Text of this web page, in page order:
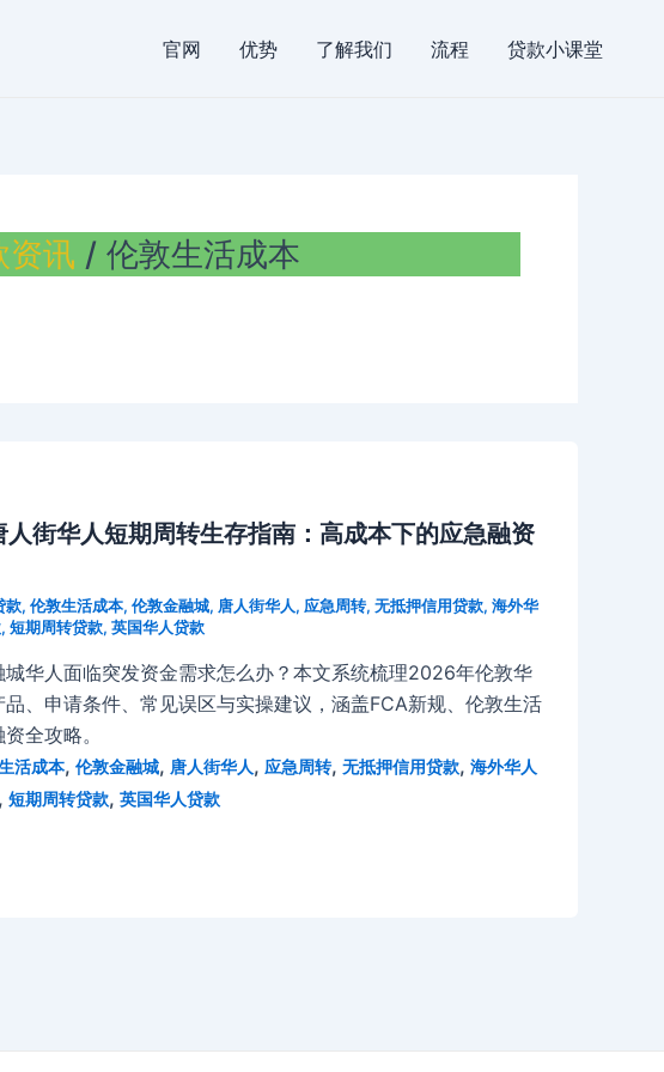
官网 优势 了解我们 流程 贷款小课堂
资讯 伦敦生活成本
街华人短期周转生存指南：高成本下的应急融资
款, 伦敦生活成本, 伦敦金融城, 唐人街华人, 应急周转, 无抵押信用贷款, 海外华
, 短期周转贷款, 英国华人贷款
华人面临突发资金需求怎么办？本文系统梳理2026年伦敦华
品、申请条件、常见误区与实操建议，涵盖FCA新规、伦敦生活
全攻略。
活成本, 伦敦金融城, 唐人街华人, 应急周转, 无抵押信用贷款, 海外华人
, 短期周转贷款, 英国华人贷款